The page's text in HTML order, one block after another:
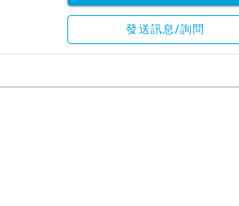
發送訊息/詢問